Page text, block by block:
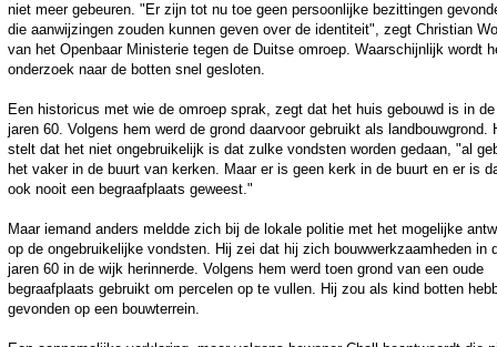
niet meer gebeuren. "Er zijn tot nu toe geen persoonlijke bezittingen
die aanwijzingen zouden kunnen geven over de identiteit", zegt Christian
van het Openbaar Ministerie tegen de Duitse omroep. Waarschijnlijk wordt
onderzoek naar de botten snel gesloten.
Een historicus met wie de omroep sprak, zegt dat het huis gebouwd is in de
jaren 60. Volgens hem werd de grond daarvoor gebruikt als landbouwgrond.
stelt dat het niet ongebruikelijk is dat zulke vondsten worden gedaan, "al
het vaker in de buurt van kerken. Maar er is geen kerk in de buurt en er is
ook nooit een begraafplaats geweest."
Maar iemand anders meldde zich bij de lokale politie met het mogelijke
op de ongebruikelijke vondsten. Hij zei dat hij zich bouwwerkzaamheden in
jaren 60 in de wijk herinnerde. Volgens hem werd toen grond van een oude
begraafplaats gebruikt om percelen op te vullen. Hij zou als kind botten
gevonden op een bouwterrein.